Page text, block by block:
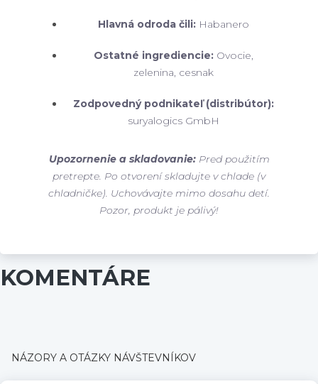
Hlavná odroda čili:Habanero
Ostatné ingrediencie:Ovocie,
zelenina, cesnak
Zodpovedný podnikateľ (distribútor):
suryalogics GmbH
Upozornenie a skladovanie:Pred použitím
pretrepte. Po otvorení skladujte v chlade (v
chladničke). Uchovávajte mimo dosahu detí.
Pozor, produkt je pálivý!
KOMENTÁRE
NÁZORY A OTÁZKY NÁVŠTEVNÍKOV